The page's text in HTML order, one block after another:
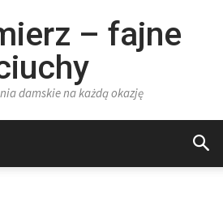
– fajne
damskie na każdą okazję